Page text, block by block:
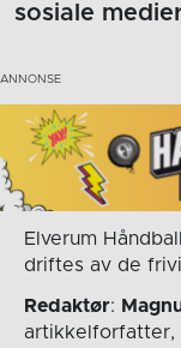
sosiale
Elverum
driftes av de
Redaktør:
artikkelforfatter,